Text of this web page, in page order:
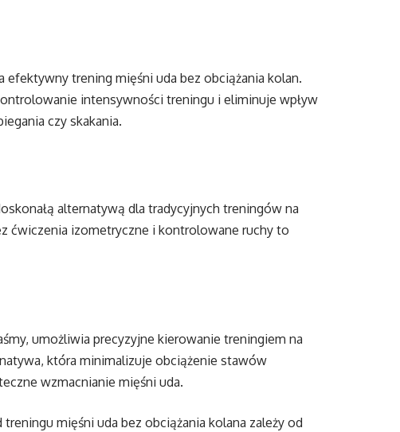
trening mięśni uda bez obciążania kolan.
intensywności treningu i eliminuje wpływ
czy skakania.
alternatywą dla tradycyjnych treningów na
ćwiczenia izometryczne i kontrolowane ruchy to
umożliwia precyzyjne kierowanie treningiem na
która minimalizuje obciążenie stawów
wzmacnianie mięśni uda.
mięśni uda bez obciążania kolana zależy od